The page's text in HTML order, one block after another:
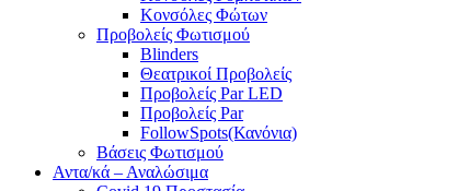
Κονσόλες Φώτων
Προβολείς Φωτισμού
Blinders
Θεατρικοί Προβολείς
Προβολείς Par LED
Προβολείς Par
FollowSpots(Κανόνια)
Βάσεις Φωτισμού
Αντα/κά – Αναλώσιμα